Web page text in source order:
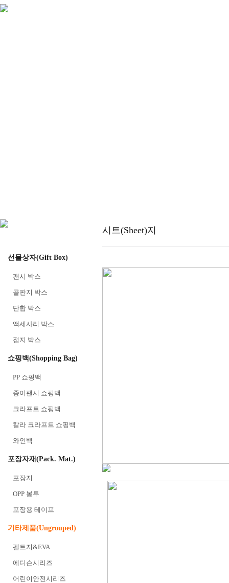
선물상자(Gift Box)
팬시 박스
골판지 박스
단합 박스
액세사리 박스
접지 박스
쇼핑백(Shopping Bag)
PP 쇼핑백
종이팬시 쇼핑백
크라프트 쇼핑백
칼라 크라프트 쇼핑백
와인백
포장자재(Pack. Mat.)
포장지
OPP 봉투
포장용 테이프
기타제품(Ungrouped)
펠트지&EVA
에디슨시리즈
어린이안전시리즈
시트(Sheet)지